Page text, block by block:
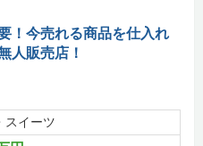
！今売れる商品を仕入れ
人販売店！
スイーツ